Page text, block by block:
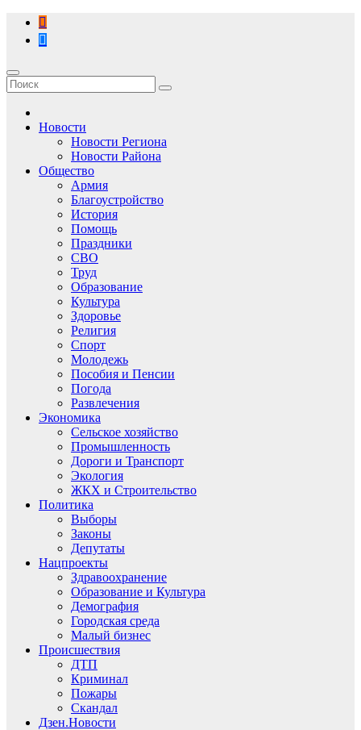
Перейти
содержимому
Новости
Новости Региона
Новости Района
Общество
Армия
Благоустройство
История
Помощь
Праздники
СВО
Труд
Образование
Культура
Здоровье
Религия
Спорт
Молодежь
Пособия и Пенсии
Погода
Развлечения
Экономика
Сельское хозяйство
Промышленность
Дороги и Транспорт
Экология
ЖКХ и Строительство
Политика
Выборы
Законы
Депутаты
Нацпроекты
Здравоохранение
Образование и Культура
Демография
Городская среда
Малый бизнес
Происшествия
ДТП
Криминал
Пожары
Скандал
Дзен.Новости